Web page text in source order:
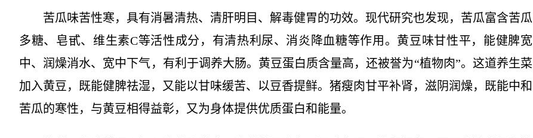
苦瓜味苦性寒，具有消暑清热、清肝明目、解毒健胃的功效。现代研究也发现，苦瓜富含苦瓜
多糖、皂甙、维生素C等活性成分，有清热利尿、消炎降血糖等作用。黄豆味甘性平，能健脾宽
中、润燥消水、宽中下气，有利于调养大肠。黄豆蛋白质含量高，还被誉为“植物肉”。这道养生菜
加入黄豆，既能健脾祛湿，又能以甘味缓苦、以豆香提鲜。猪瘦肉甘平补肾，滋阴润燥，既能中和
苦瓜的寒性，与黄豆相得益彰，又为身体提供优质蛋白和能量。